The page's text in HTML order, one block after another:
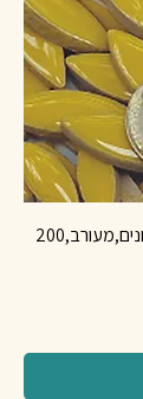
עלים קרמיקה צהובים, גדלים שונים,מעורב,200